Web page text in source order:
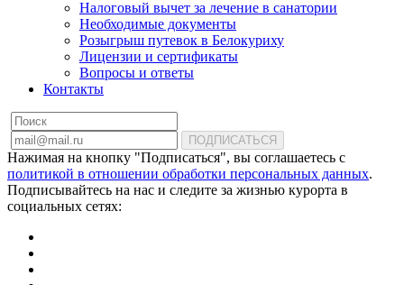
Налоговый вычет за лечение в санатории
Необходимые документы
Розыгрыш путевок в Белокуриху
Лицензии и сертификаты
Вопросы и ответы
Контакты
ПОДПИСАТЬСЯ
Нажимая на кнопку "Подписаться", вы соглашаетесь с
политикой в отношении обработки персональных данных.
Подписывайтесь на нас и следите за жизнью курорта в
социальных сетях: